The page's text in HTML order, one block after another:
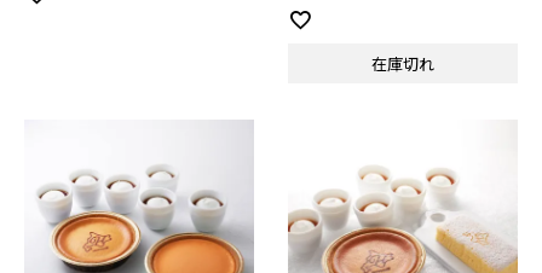
在庫切れ